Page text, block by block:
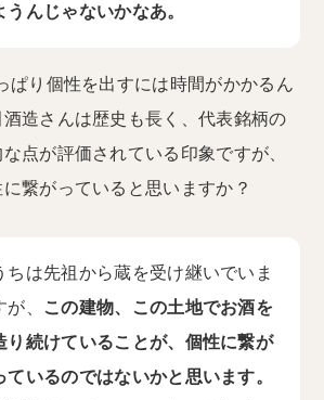
うんじゃないかなあ。
ぱり個性を出すには時間がかかるん
造さんは歴史も長く、代表銘柄の
な点が評価されている印象ですが、
繋がっていると思いますか？
ちは先祖から蔵を受け継いでいま
が、
この建物、この土地でお酒を
り続けていることが、個性に繋が
ているのではないかと思います。